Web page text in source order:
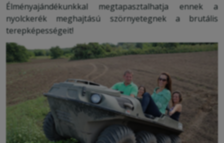
Élményajándékunkkal megtapasztalhatja ennek a
nyolckerék meghajtású szörnyetegnek a brutális
terepképességeit!